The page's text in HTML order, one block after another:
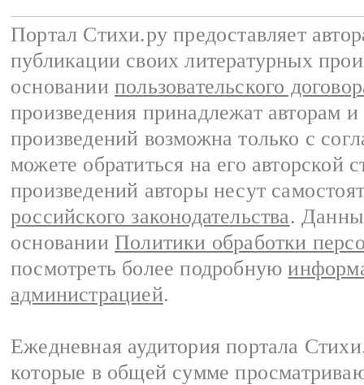
Портал Стихи.ру предоставляет
публикации своих литературных
основании пользовательского
произведения принадлежат авторам
произведений возможна только с
можете обратиться на его авторской
произведений авторы несут
российского законодательства.
основании Политики обработки
посмотреть более подробную
администрацией.
Ежедневная аудитория портала
которые в общей сумме